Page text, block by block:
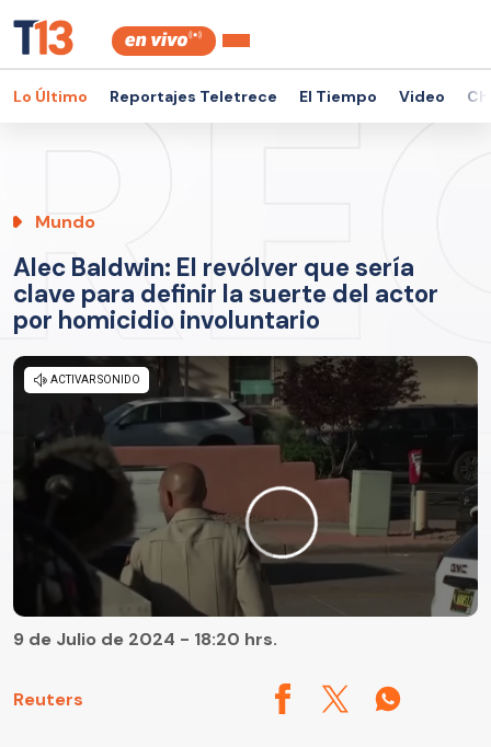
Lo Último Reportajes Teletrece El Tiempo Video
Mundo
Alec Baldwin: El revólver que sería
clave para definir la suerte del actor
por homicidio involuntario
Reuters
9 de Julio de 2024 - 18:20 hrs.